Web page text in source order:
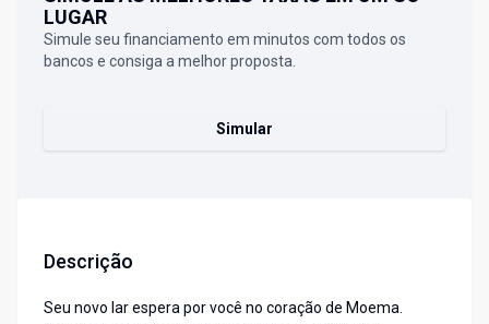
LUGAR
Simule seu financiamento em minutos com todos os
bancos e consiga a melhor proposta.
Simular
Descrição
Seu novo lar espera por você no coração de Moema.